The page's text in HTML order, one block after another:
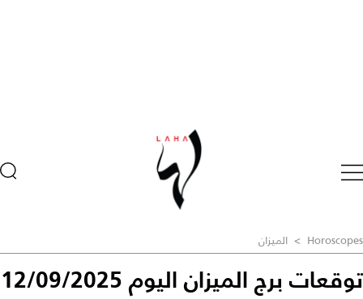
Horoscopes
> الميزان
توقعات برج الميزان اليوم 12/09/2025